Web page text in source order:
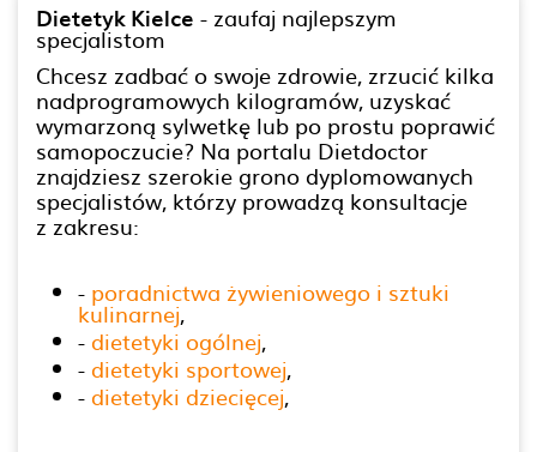
Dietetyk Kielce - zaufaj najlepszym
specjalistom
Chcesz zadbać o swoje zdrowie, zrzucić kilka
nadprogramowych kilogramów, uzyskać
wymarzoną sylwetkę lub po prostu poprawić
samopoczucie? Na portalu Dietdoctor
znajdziesz szerokie grono dyplomowanych
specjalistów, którzy prowadzą konsultacje
z zakresu:
- poradnictwa żywieniowego i sztuki
kulinarnej,
- dietetyki ogólnej,
- dietetyki sportowej,
- dietetyki dziecięcej,